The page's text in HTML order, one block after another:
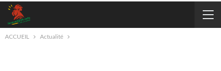
ACCUEIL Actualité